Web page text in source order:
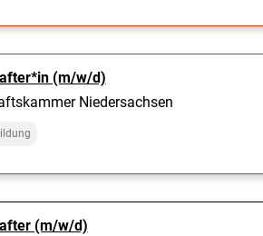
(m/w/d)
Niedersachsen
(m/w/d)